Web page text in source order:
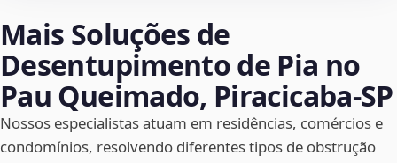
Mais Soluções de
Desentupimento de Pia no
Pau Queimado, Piracicaba‑SP
Nossos especialistas atuam em residências, comércios e
condomínios, resolvendo diferentes tipos de obstrução